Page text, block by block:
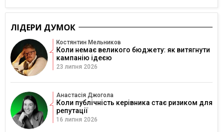
ЛІДЕРИ ДУМОК
Костянтин Мельников
Коли немає великого бюджету: як витягнути
кампанію ідеєю
23 липня 2026
Анастасія Джогола
Коли публічність керівника стає ризиком для
репутації
16 липня 2026